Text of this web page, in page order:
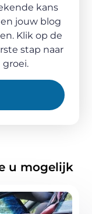
kans
jouw blog
Klik op de
stap naar
u mogelijk